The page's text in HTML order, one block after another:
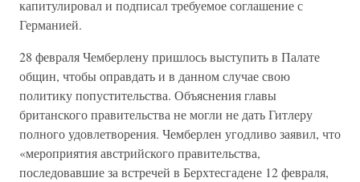
капитулировал и подписал требуемое соглашение с
Германией.
28 февраля Чемберлену пришлось выступить в Палате
общин, чтобы оправдать и в данном случае свою
политику попустительства. Объяснения главы
британского правительства не могли не дать Гитлеру
полного удовлетворения. Чемберлен угодливо заявил, что
«мероприятия австрийского правительства,
последовавшие за встречей в Берхтесгадене 12 февраля,